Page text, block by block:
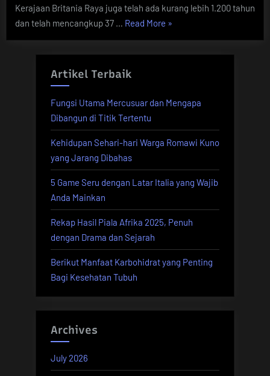
Kerajaan Britania Raya juga telah ada kurang lebih 1.200 tahun
dan telah mencangkup 37 … Read More “Ini
Ratu
Hari
Berakhir
dengan
»
Artikel Terbaik
Fungsi Utama Mercusuar dan Mengapa
Dibangun di Titik Tertentu
Kehidupan Sehari-hari Warga Romawi Kuno
yang Jarang Dibahas
5 Game Seru dengan Latar Italia yang Wajib
Anda Mainkan
Rekap Hasil Piala Afrika 2025, Penuh
dengan Drama dan Sejarah
Berikut Manfaat Karbohidrat yang Penting
Bagi Kesehatan Tubuh
Archives
July 2026